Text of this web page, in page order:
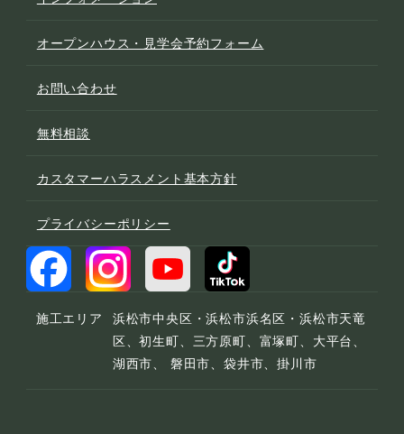
オープンハウス・見学会予約フォーム
お問い合わせ
無料相談
カスタマーハラスメント基本方針
プライバシーポリシー
施工エリア
浜松市中央区・浜松市浜名区・浜松市天竜
区、初生町、三方原町、富塚町、大平台、
湖西市、 磐田市、袋井市、掛川市